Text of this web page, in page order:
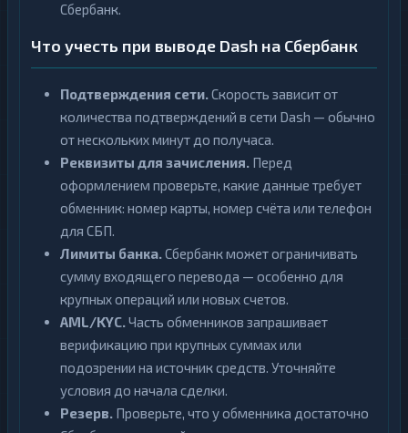
Сбербанк.
Что учесть при выводе Dash на Сбербанк
Подтверждения сети.Скорость зависит от
количества подтверждений в сети Dash — обычно
от нескольких минут до получаса.
Реквизиты для зачисления. Перед
оформлением проверьте, какие данные требует
обменник: номер карты, номер счёта или телефон
для СБП.
Лимиты банка.Сбербанк может ограничивать
сумму входящего перевода — особенно для
крупных операций или новых счетов.
AML/KYC.Часть обменников запрашивает
верификацию при крупных суммах или
подозрении на источник средств. Уточняйте
условия до начала сделки.
Резерв. Проверьте, что у обменника достаточно